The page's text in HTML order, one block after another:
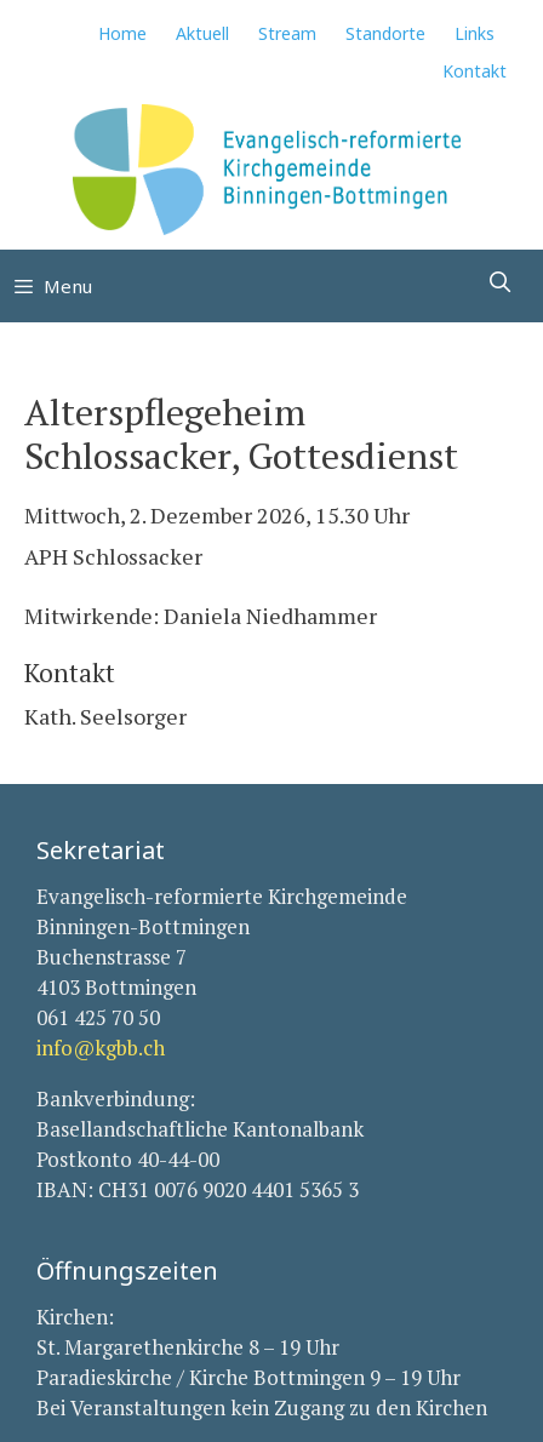
Home Aktuell Stream Standorte
Links
Kontakt
Menu
Alterspflegeheim
Schlossacker, Gottesdienst
Mittwoch, 2. Dezember 2026, 15.30 Uhr
APH Schlossacker
Mitwirkende: Daniela Niedhammer
Kontakt
Kath. Seelsorger
Sekretariat
Evangelisch-reformierte Kirchgemeinde
Binningen-Bottmingen
Buchenstrasse 7
4103 Bottmingen
061 425 70 50
info@kgbb.ch
Bankverbindung:
Basellandschaftliche Kantonalbank
Postkonto 40-44-00
IBAN: CH31 0076 9020 4401 5365 3
Öffnungszeiten
Kirchen:
St. Margarethenkirche 8 – 19 Uhr
Paradieskirche / Kirche Bottmingen 9 – 19 Uhr
Bei Veranstaltungen kein Zugang zu den Kirchen